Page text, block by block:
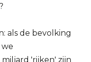
als de bevolking
'rijken' zijn